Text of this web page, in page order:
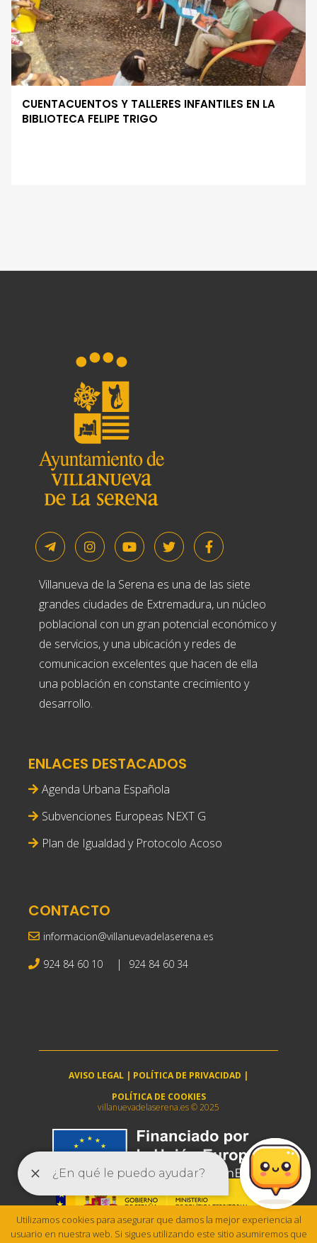
CUENTACUENTOS Y TALLERES INFANTILES EN LA
BIBLIOTECA FELIPE TRIGO
Villanueva de la Serena es una de las siete
grandes ciudades de Extremadura, un núcleo
poblacional con un gran potencial económico y
de servicios, y una ubicación y redes de
comunicacion excelentes que hacen de ella
una población en constante crecimiento y
desarrollo.
ENLACES DESTACADOS
Agenda Urbana Española
Subvenciones Europeas NEXT G
Plan de Igualdad y Protocolo Acoso
CONTACTO
informacion@villanuevadelaserena.es
924 84 60 10 | 924 84 60 34
AVISO LEGAL | POLÍTICA DE PRIVACIDAD |
POLÍTICA DE COOKIES
villanuevadelaserena.es © 2025
Utilizamos cookies para asegurar que damos la mejor experiencia al
usuario en nuestra web. Si sigues utilizando este sitio asumiremos que